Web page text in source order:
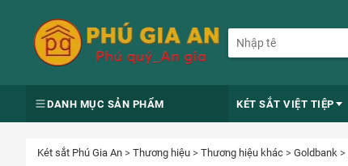
DANH MỤC SẢN PHẨM KÉT SẮT VIỆT TIỆP
Két sắt Phú Gia An > Thương hiệu > Thương hiệu khác > Goldbank >